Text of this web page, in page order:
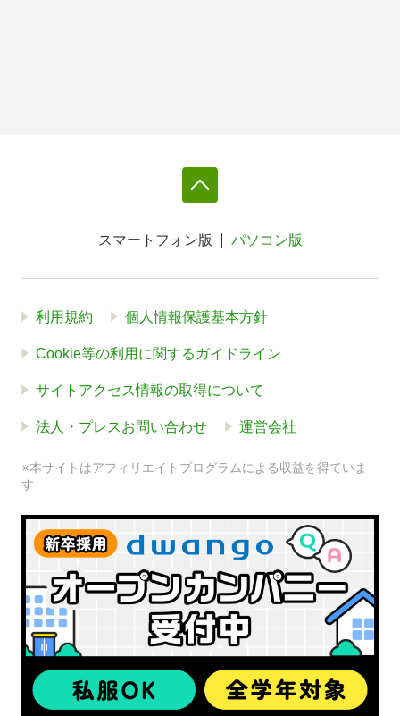
スマートフォン版 パソコン版
利用規約 個人情報保護基本方針
Cookie等の利用に関するガイドライン
サイトアクセス情報の取得について
法人・プレスお問い合わせ 運営会社
※本サイトはアフィリエイトプログラムによる収益を得ていま
す